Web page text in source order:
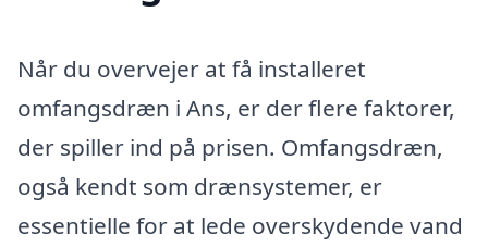
Når du overvejer at få installeret
omfangsdræn i Ans, er der flere faktorer,
der spiller ind på prisen. Omfangsdræn,
også kendt som drænsystemer, er
essentielle for at lede overskydende vand